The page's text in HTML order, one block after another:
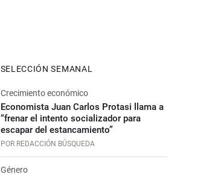
SELECCIÓN SEMANAL
Crecimiento económico
Economista Juan Carlos Protasi llama a
“frenar el intento socializador para
escapar del estancamiento”
POR REDACCIÓN BÚSQUEDA
Género